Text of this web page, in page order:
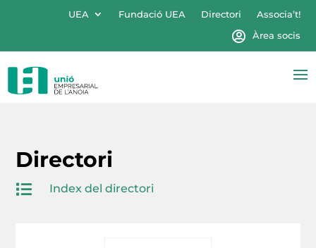
UEA Fundació UEA Directori
Associa’t!
Àrea socis
Directori
 Index del directori